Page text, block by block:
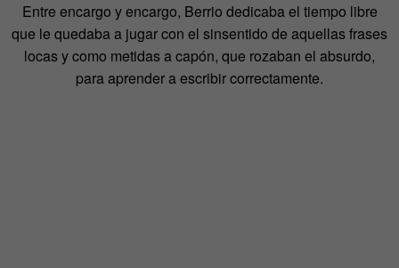
Entre encargo y encargo, Berrio dedicaba el tiempo libre
que le quedaba a jugar con el sinsentido de aquellas frases
locas y como metidas a capón, que rozaban el absurdo,
para aprender a escribir correctamente.